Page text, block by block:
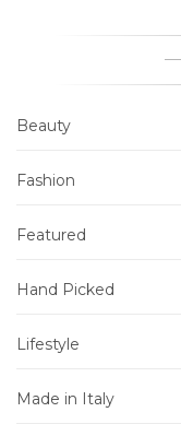
Beauty
Fashion
Featured
Hand Picked
Lifestyle
Made in Italy